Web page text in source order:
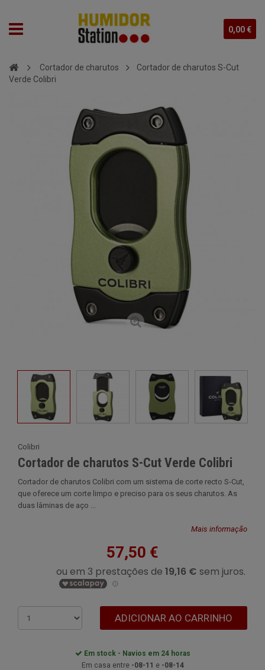
0,00 €
Cortador de charutos
Cortador de charutos S-Cut
Verde Colibri
Colibri
Cortador de charutos S-Cut Verde Colibri
Cortador de charutos Colibri com um sistema de corte recto S-Cut,
que oferece um corte limpo e preciso para os seus charutos. As
duas lâminas de aço ...
Mais informação
57,50 €
ADICIONAR AO CARRINHO
Em stock - Navios em 24 horas
Em casa entre -08-11 e -08-14